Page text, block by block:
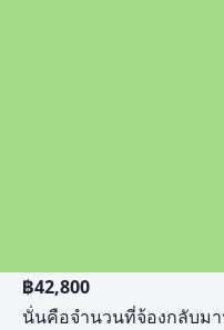
฿42,800
นั่นคือจำนวนที่จ้องกลับม